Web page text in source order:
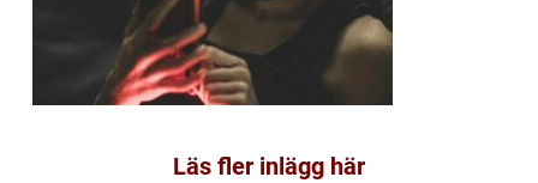
Läs fler inlägg här